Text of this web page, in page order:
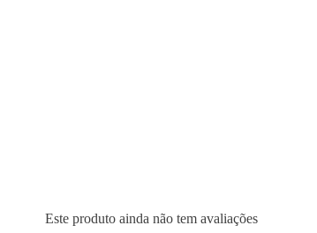
Este produto ainda não tem avaliações